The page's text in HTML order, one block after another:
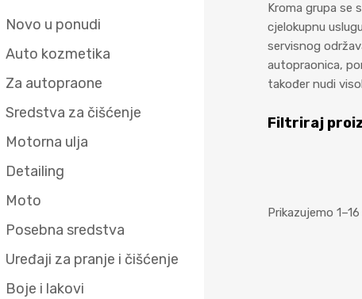
Kroma grupa se
cjelokupnu
servisnog
autopraonica,
također nudi
Filtriraj
Prikazujemo
Novo u ponudi
Auto kozmetika
Za autopraone
Sredstva za čišćenje
Motorna ulja
Detailing
Moto
Posebna sredstva
Uređaji za pranje i čišćenje
Boje i lakovi